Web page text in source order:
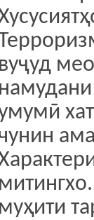
вуҷуд
муҳити